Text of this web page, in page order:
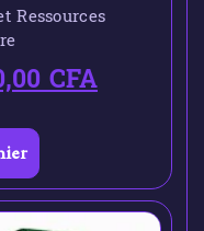
Ressources
CFA